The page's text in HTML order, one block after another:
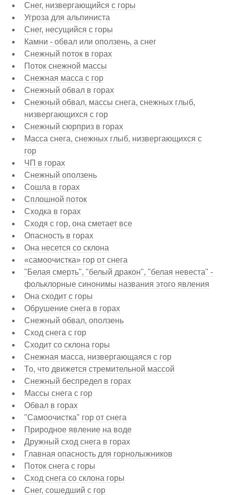
Снег, низвергающийся с горы
Угроза для альпиниста
Снег, несущийся с горы
Камни - обвал или оползень, а снег
Снежный поток в горах
Поток снежной массы
Снежная масса с гор
Снежный обвал в горах
Снежный обвал, массы снега, снежных глыб,
низвергающихся с гор
Снежный сюрприз в горах
Масса снега, снежных глыб, низвергающихся с
гор
ЧП в горах
Снежный оползень
Сошла в горах
Сплошной поток
Сходка в горах
Сходя с гор, она сметает все
Опасность в горах
Она несется со склона
«самоочистка» гор от снега
"Белая смерть", "белый дракон", "белая невеста" -
фольклорные синонимы названия этого явления
Она сходит с горы
Обрушение снега в горах
Снежный обвал, оползень
Сход снега с гор
Сходит со склона горы
Снежная масса, низвергающаяся с гор
То, что движется стремительной массой
Снежный беспредел в горах
Массы снега с гор
Обвал в горах
"Самоочистка" гор от снега
Природное явление на воде
Дружный сход снега в горах
Главная опасность для горнолыжников
Поток снега с горы
Сход снега со склона горы
Снег, сошедший с гор